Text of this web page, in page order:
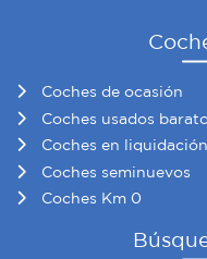
Coches de ocasión
Coches usados
Coches en liquidación
Coches seminuevos
Coches Km 0